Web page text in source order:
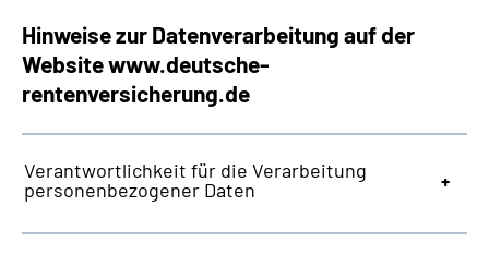
Hinweise zur Datenverarbeitung auf der
Websitewww.deutsche-
rentenversicherung.de
Verantwortlichkeit für die Verarbeitung
personenbezogener Daten